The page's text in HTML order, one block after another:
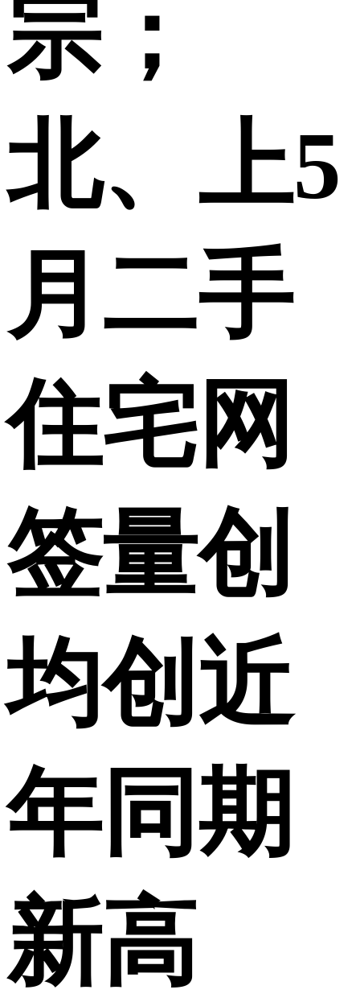
宗；
北、上5
月二手
住宅网
签量创
均创近
年同期
新高